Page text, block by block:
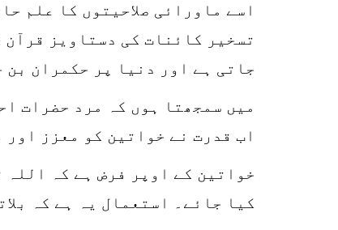
اسے ماورائی صلاحیتوں کا علم
تسخیر کائنات کی دستاویز
جاتی ہے اور دنیا پر حکمران بن
میں سمجھتا ہوں کہ مرد حضرات
اب قدرت نے خواتین کو معزز
خواتین کے اوپر فرض ہے کہ اللہ
کیا جائے۔ استعمال یہ ہے کہ